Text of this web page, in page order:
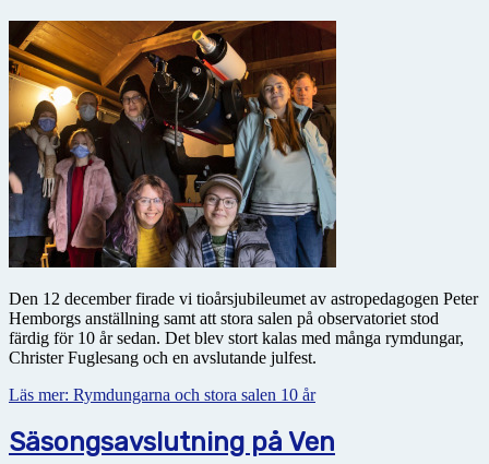
Den 12 december firade vi tioårsjubileumet av astropedagogen Peter
Hemborgs anställning samt att stora salen på observatoriet stod
färdig för 10 år sedan. Det blev stort kalas med många rymdungar,
Christer Fuglesang och en avslutande julfest.
Läs mer: Rymdungarna och stora salen 10 år
Säsongsavslutning på Ven